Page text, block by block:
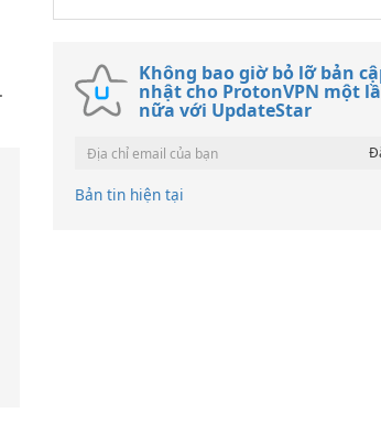
Không bao giờ bỏ lỡ bản
nhật cho ProtonVPN một
nữa với UpdateStar
Bản tin hiện tại